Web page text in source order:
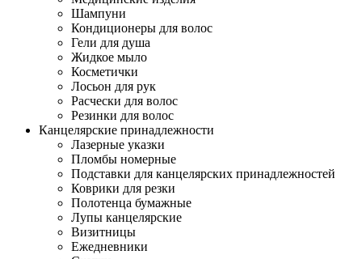
Шампуни
Кондиционеры для волос
Гели для душа
Жидкое мыло
Косметички
Лосьон для рук
Расчески для волос
Резинки для волос
Канцелярские принадлежности
Лазерные указки
Пломбы номерные
Подставки для канцелярских принадлежностей
Коврики для резки
Полотенца бумажные
Лупы канцелярские
Визитницы
Ежедневники